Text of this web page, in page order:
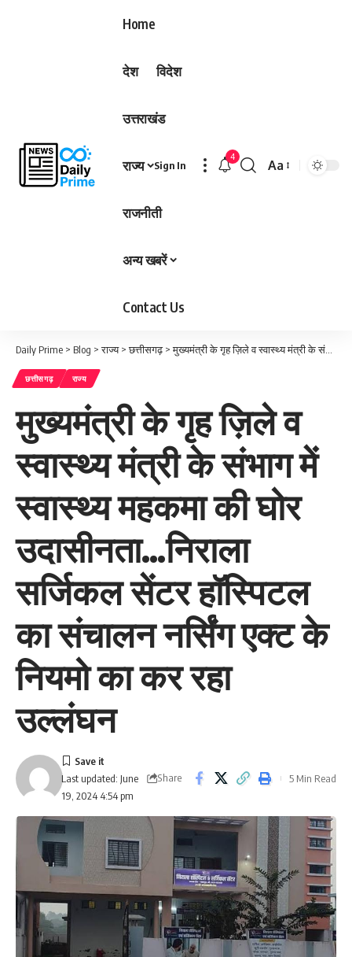
Home
देश विदेश
उत्तराखंड
राज्य
राजनीती
अन्य खबरें
Contact Us
Sign In
4
Font
Aa
Daily Prime > Blog >राज्य>छत्तीसगढ़>मुख्यमंत्री के गृह ज़िले व स्वास्थ्य मंत्री के संभाग में स्वास्थ्य महकमा की घोर उदासीनता…निराला सर्जिकल सेंटर हॉस्पिटल का संचालन नर्सिंग एक्ट के नियमो का कर रहा उल्लंघन
छत्तीसगढ़ राज्य
मुख्यमंत्री के गृह ज़िले व
स्वास्थ्य मंत्री के संभाग में
स्वास्थ्य महकमा की घोर
उदासीनता…निराला
सर्जिकल सेंटर हॉस्पिटल
का संचालन नर्सिंग एक्ट के
नियमो का कर रहा
उल्लंघन
Last updated: June
19, 2024 4:54 pm
Share 5 Min Read